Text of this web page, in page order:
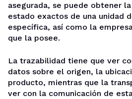
asegurada, se puede obtener
estado exactos de una unidad
específica, así como la
que la posee.
La trazabilidad tiene que ver
datos sobre el origen, la
producto, mientras que la
ver con la comunicación de